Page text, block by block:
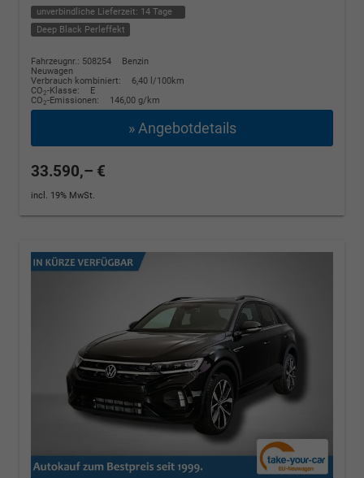
unverbindliche Lieferzeit: 14 Tage
Deep Black Perleffekt
Fahrzeugnr.: 508254
Benzin
Neuwagen
Verbrauch kombiniert:
6,40 l/100km
CO2-Klasse:
E
CO2-Emissionen: 146,00 g/km
» Angebotdetails
33.590,– €
incl. 19% MwSt.